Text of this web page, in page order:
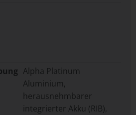
Alpha Platinum
Aluminium,
herausnehmbarer
integrierter Akku (RIB),